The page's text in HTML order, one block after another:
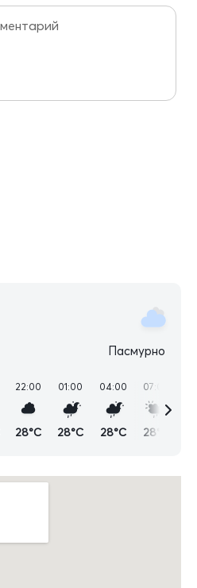
Пасмурно
22:00
28°C
01:00
28°C
04:00
28°C
07:00
28°C